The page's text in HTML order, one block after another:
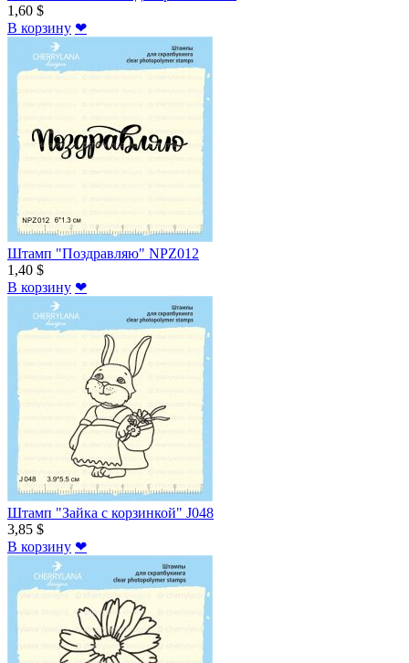
1,60 $
В корзину ❤
Штамп "Поздравляю" NPZ012
1,40 $
В корзину ❤
Штамп "Зайка с корзинкой" J048
3,85 $
В корзину ❤